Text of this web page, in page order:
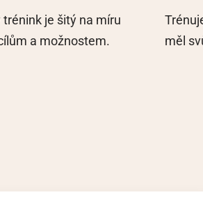
trénink je šitý na míru
a možnostem.
měl